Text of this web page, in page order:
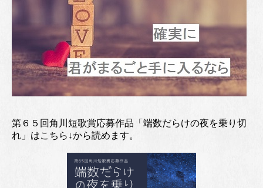
第６５回角川短歌賞応募作品「端数だらけの夜を乗り切
れ」はこちら↓から読めます。